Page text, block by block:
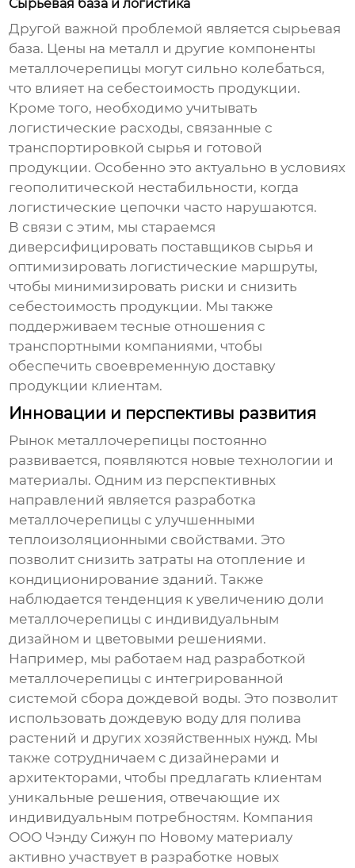
Сырьевая база и логистика
Другой важной проблемой является сырьевая
база. Цены на металл и другие компоненты
металлочерепицы могут сильно колебаться,
что влияет на себестоимость продукции.
Кроме того, необходимо учитывать
логистические расходы, связанные с
транспортировкой сырья и готовой
продукции. Особенно это актуально в условиях
геополитической нестабильности, когда
логистические цепочки часто нарушаются.
В связи с этим, мы стараемся
диверсифицировать поставщиков сырья и
оптимизировать логистические маршруты,
чтобы минимизировать риски и снизить
себестоимость продукции. Мы также
поддерживаем тесные отношения с
транспортными компаниями, чтобы
обеспечить своевременную доставку
продукции клиентам.
Инновации и перспективы развития
Рынок металлочерепицы постоянно
развивается, появляются новые технологии и
материалы. Одним из перспективных
направлений является разработка
металлочерепицы с улучшенными
теплоизоляционными свойствами. Это
позволит снизить затраты на отопление и
кондиционирование зданий. Также
наблюдается тенденция к увеличению доли
металлочерепицы с индивидуальным
дизайном и цветовыми решениями.
Например, мы работаем над разработкой
металлочерепицы с интегрированной
системой сбора дождевой воды. Это позволит
использовать дождевую воду для полива
растений и других хозяйственных нужд. Мы
также сотрудничаем с дизайнерами и
архитекторами, чтобы предлагать клиентам
уникальные решения, отвечающие их
индивидуальным потребностям. Компания
ООО Чэнду Сижун по Новому материалу
активно участвует в разработке новых